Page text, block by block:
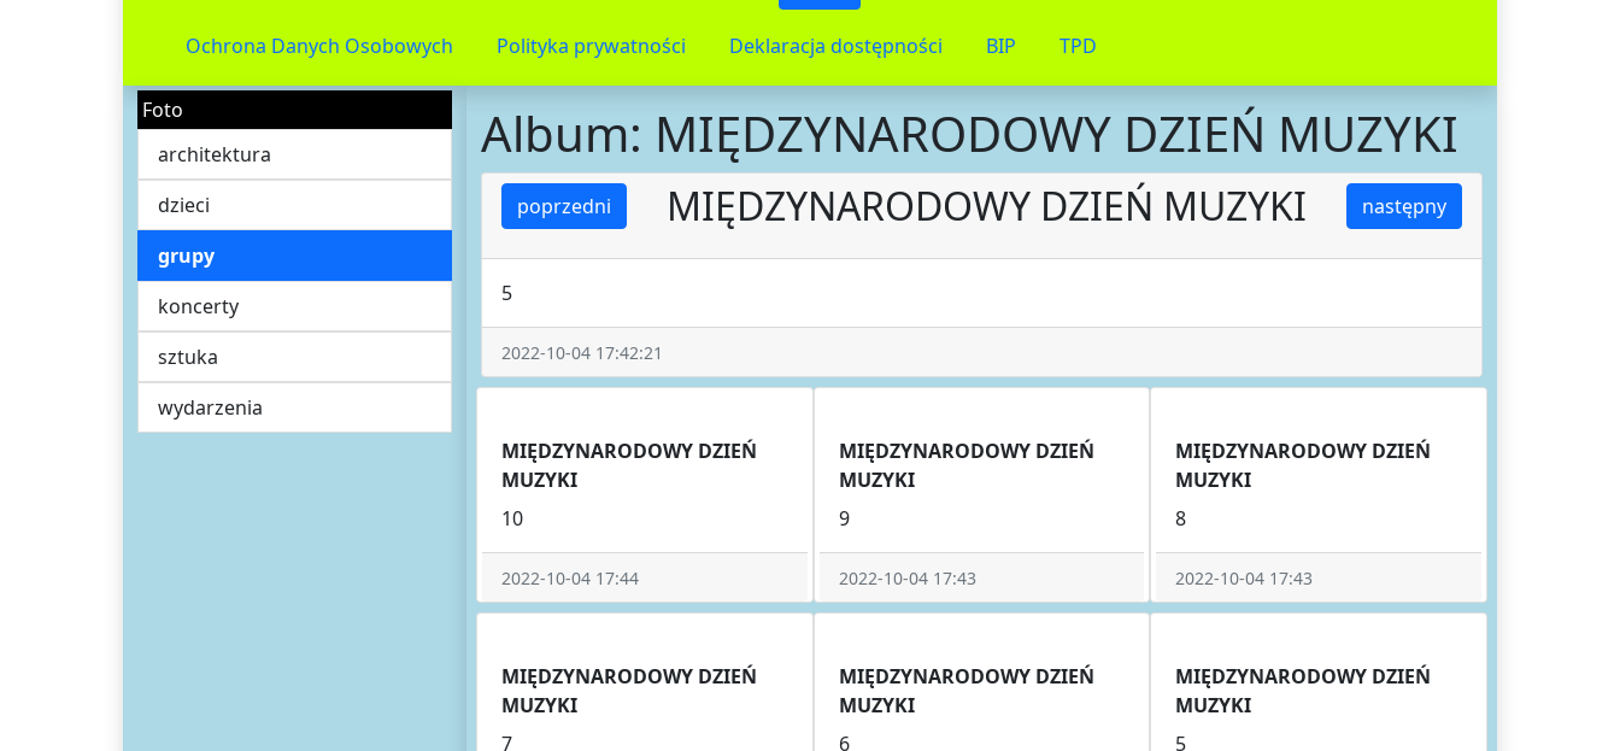
Ochrona Danych Osobowych Polityka prywatności Deklaracja dostępności BIP TPD
Foto
architektura
dzieci
grupy
koncerty
sztuka
wydarzenia
Album: MIĘDZYNARODOWY DZIEŃ MUZYKI
poprzedni następny
MIĘDZYNARODOWY DZIEŃ MUZYKI
5
2022-10-04 17:42:21
MIĘDZYNARODOWY DZIEŃ
MUZYKI
10
2022-10-04 17:44
MIĘDZYNARODOWY DZIEŃ
MUZYKI
9
2022-10-04 17:43
MIĘDZYNARODOWY DZIEŃ
MUZYKI
8
2022-10-04 17:43
MIĘDZYNARODOWY DZIEŃ
MUZYKI
7
MIĘDZYNARODOWY DZIEŃ
MUZYKI
6
MIĘDZYNARODOWY DZIEŃ
MUZYKI
5